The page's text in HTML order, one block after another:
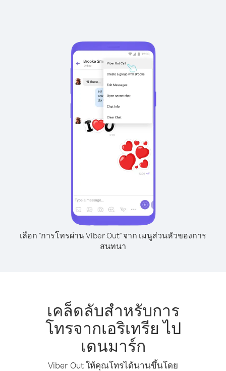
เลือก "การโทรผ่าน Viber Out" จาก เมนูส่วนหัวของการ
สนทนา
เคล็ดลับสำหรับการ
โทรจากเอริเทรีย ไป
เดนมาร์ก
Viber Out ให้คุณโทรได้นานขึ้นโดย